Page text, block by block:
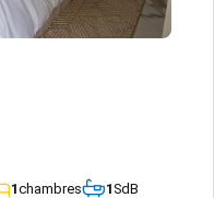
1chambres 1SdB